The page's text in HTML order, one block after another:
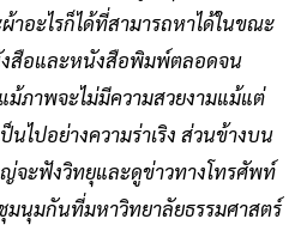
าอะไรก็ได้ที่สามารถหาได้ในขณะ
สือและหนังสือพิมพ์ตลอดจน
ม้ภาพจะไม่มีความสวยงามแม้แต่
นไปอย่างความร่าเริง ส่วนข้างบน
จะฟังวิทยุและดูข่าวทางโทรศัพท์
มนุมกันที่มหาวิทยาลัยธรรมศาสตร์